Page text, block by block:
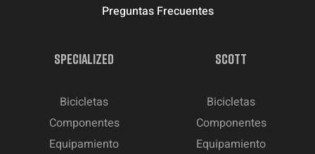
Preguntas Frecuentes
SPECIALIZED
Bicicletas
Componentes
Equipamiento
SCOTT
Bicicletas
Componentes
Equipamiento